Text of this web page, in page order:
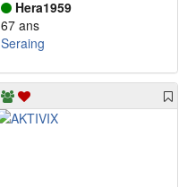
Hera1959
67 ans
Seraing